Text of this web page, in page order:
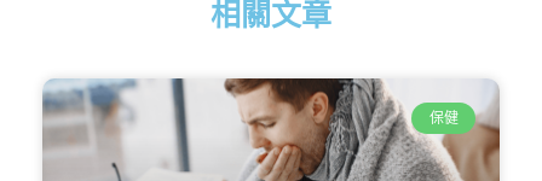
相關文章
保健